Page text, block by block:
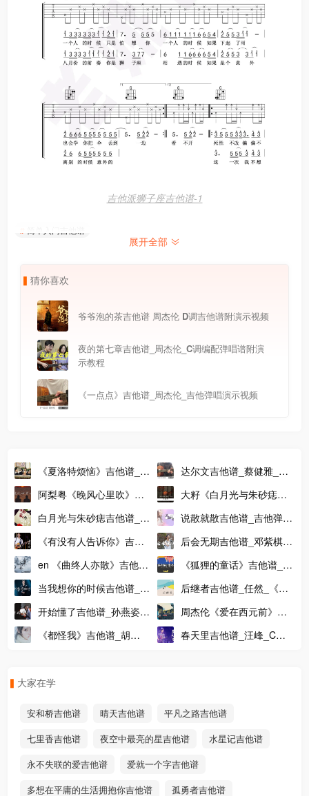
吉他派狮子座吉他谱-1
吉他派狮子座吉他谱-2
简单入门吉他谱
展开全部
猜你喜欢
爷爷泡的茶吉他谱 周杰伦 D调吉他谱附演示视频
夜的第七章吉他谱_周杰伦_C调编配弹唱谱附演
示教程
《一点点》吉他谱_周杰伦_吉他弹唱演示视频
《夏洛特烦恼》吉他谱_金
志文_吉他弹唱视频教程_
中级进阶版
达尔文吉他谱_蔡健雅_吉
他弹唱演示视频_C调吉他
谱
阿梨粤《晚风心里吹》吉
他谱 G调吉他谱 吉他音频
对照
大籽《白月光与朱砂痣》
吉他谱_吉他弹唱伴奏谱
_G调六线谱
白月光与朱砂痣吉他谱_G
调原版吉他弹唱谱_高清六
线谱
说散就散吉他谱_吉他弹唱
教学视频示范_C调版吉他
弹唱谱
《有没有人告诉你》吉他
谱_陈楚生_G调版高清吉
他弹唱谱
后会无期吉他谱_邓紫棋_
后会无期A调版吉他伴奏谱
en 《曲终人亦散》吉他谱
C调精编吉他谱
《狐狸的童话》吉他谱_C
调版弹唱谱_吉他弹唱示范
音频
当我想你的时候吉他谱_汪
峰_G调原调版吉他六线谱
后继者吉他谱_任然_《后
继者》G调吉他谱_图片六
线谱
开始懂了吉他谱_孙燕姿
_C调指法编配版吉他六线
周杰伦《爱在西元前》吉
他谱 吉他弹唱教学视频 大
树音乐
《都怪我》吉他谱_胡
春天里吉他谱_汪峰_C调
大家在学
安和桥吉他谱 晴天吉他谱
平凡之路吉他谱
七里香吉他谱
夜空中最亮的星吉他谱
水星记吉他谱
永不失联的爱吉他谱
爱就一个字吉他谱
多想在平庸的生活拥抱你吉他谱
孤勇者吉他谱